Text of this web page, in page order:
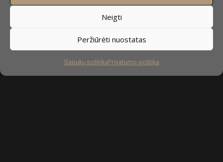
Neigti
Peržiūrėti nuostatas
Slapukų politikaPrivatumo politika